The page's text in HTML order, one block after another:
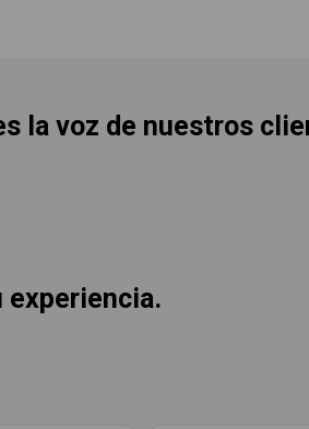
la voz de nuestros
experiencia.